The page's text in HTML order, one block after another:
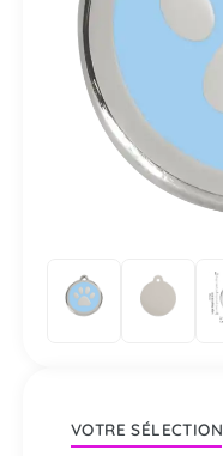
VOTRE SÉLECTION